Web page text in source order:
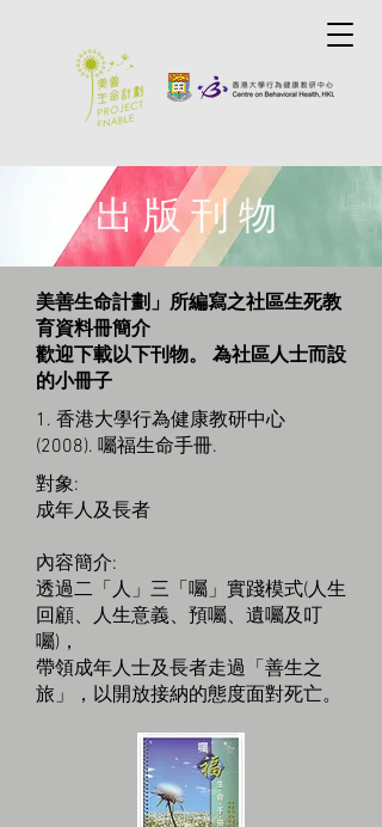
出版刊物
美善生命計劃」所編寫之社區生死教
育資料冊簡介
歡迎下載以下刊物。 為社區人士而設
的小冊子
1. 香港大學行為健康教研中心
(2008). 囑福生命手冊.
對象:
成年人及長者
內容簡介:
透過二「人」三「囑」實踐模式(人生
回顧、人生意義、預囑、遺囑及叮
囑)，
帶領成年人士及長者走過「善生之
旅」，以開放接納的態度面對死亡。